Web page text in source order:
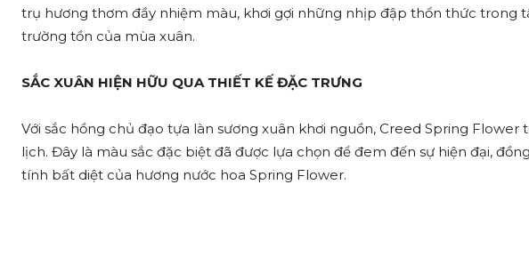
trụ hương thơm đầy nhiệm màu, khơi gợi những nhịp đập thổn thức trong
trường tồn của mùa xuân.
SẮC XUÂN HIỆN HỮU QUA THIẾT KẾ ĐẶC TRƯNG
Với sắc hồng chủ đạo tựa làn sương xuân khơi nguồn, Creed Spring
lịch. Đây là màu sắc đặc biệt đã được lựa chọn để đem đến sự hiện đại,
tính bất diệt của hương nước hoa Spring Flower.